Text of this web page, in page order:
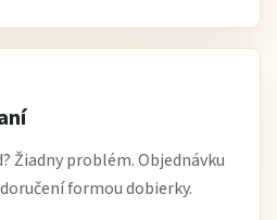
Žiadny problém. Objednávku
formou dobierky.